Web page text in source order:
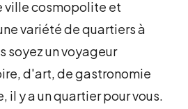
ville cosmopolite et
variété de quartiers à
soyez un voyageur
d'art, de gastronomie
il y a un quartier pour vous.